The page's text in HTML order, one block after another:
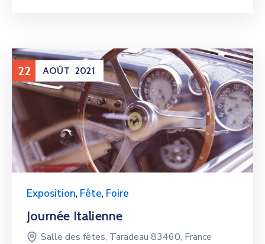
22 AOÛT 2021
Exposition, Fête, Foire
Journée Italienne
Salle des fêtes, Taradeau 83460, France